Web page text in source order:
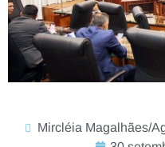
Mircléia Magalhães/